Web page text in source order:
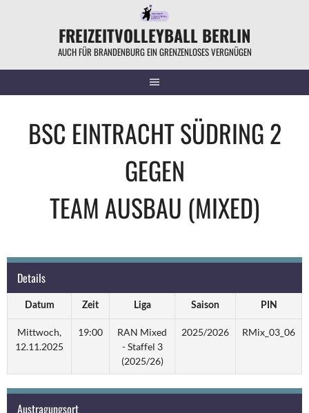
FREIZEITVOLLEYBALL BERLIN
AUCH FÜR BRANDENBURG EIN GRENZENLOSES VERGNÜGEN
BSC EINTRACHT SÜDRING 2
GEGEN
TEAM AUSBAU (MIXED)
Details
Datum Zeit Liga Saison PIN
Mittwoch,
12.11.2025
19:00
RAN Mixed
- Staffel 3
(2025/26)
2025/2026 RMix_03_06
Austragungsort